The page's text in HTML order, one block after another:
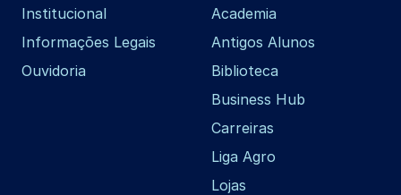
Institucional
Informações Legais
Ouvidoria
Academia
Antigos Alunos
Biblioteca
Business Hub
Carreiras
Liga Agro
Lojas